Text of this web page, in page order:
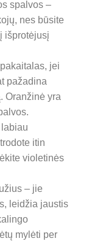
spalvos –
nes būsite
išprotėjusį
jei
pažadina
Oranžinė yra
itin
violetinės
– jie
leidžia jaustis
mylėti per